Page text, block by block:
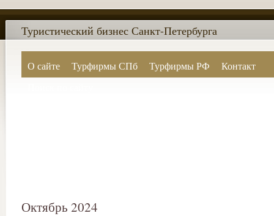
О сайте Турфирмы СПб Турфирмы РФ
Контакт
Туристический бизнес Санкт-Петербурга
Октябрь 2024